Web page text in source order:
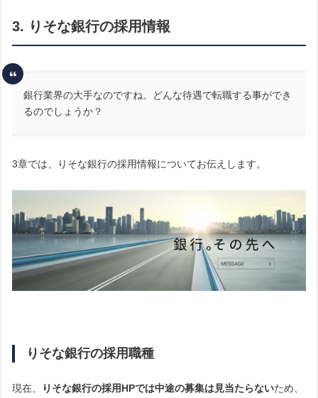
3. りそな銀行の採用情報
銀行業界の大手なのですね。どんな待遇で転職する事ができ
るのでしょうか？
3章では、りそな銀行の採用情報についてお伝えします。
りそな銀行の採用職種
現在、 りそな銀行の採用HPでは中途の募集は見当たらないため、